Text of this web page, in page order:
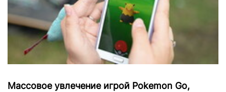
Массовое увлечение игрой Pokemon Go,